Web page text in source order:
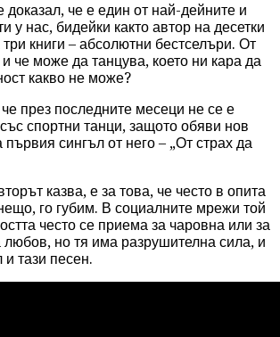
че е един от най-дейните и
у нас, бидейки както автор на десетки
книги – абсолютни бестселъри. От
и че може да танцува, което ни кара да
какво не може?
през последните месеци не се е
спортни танци, защото обяви нов
сингъл от него – „От страх да
казва, е за това, че често в опита
го губим. В социалните мрежи той
често се приема за чаровна или за
любов, но тя има разрушителна сила, и
и тази песен.